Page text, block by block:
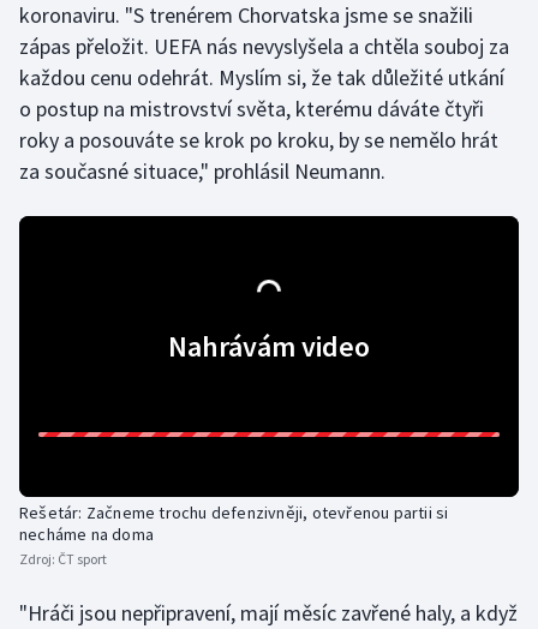
Krasobruslení
Lezení
Lyže a snowboard
Moderní pětiboj
Plavání
Plážový volejbal
Ragby
Rychlobruslení
koronaviru. "S trenérem Chorvatska jsme se snažili
zápas přeložit. UEFA nás nevyslyšela a chtěla souboj za
každou cenu odehrát. Myslím si, že tak důležité utkání
o postup na mistrovství světa, kterému dáváte čtyři
roky a posouváte se krok po kroku, by se nemělo hrát
za současné situace," prohlásil Neumann.
Nahrávám video
Rešetár: Začneme trochu defenzivněji, otevřenou partii si
necháme na doma
Zdroj: ČT sport
"Hráči jsou nepřipravení, mají měsíc zavřené haly, a když